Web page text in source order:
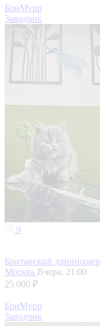
БриМурр
Заводчик
9
Британский
Москва Вчера, 21:00
25 000 ₽
БриМурр
Заводчик